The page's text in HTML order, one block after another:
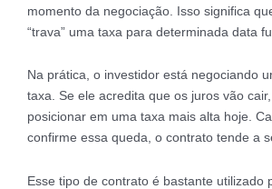
momento da negociação. Isso significa
“trava” uma taxa para determinada data
Na prática, o investidor está negociando
taxa. Se ele acredita que os juros vão
posicionar em uma taxa mais alta hoje.
confirme essa queda, o contrato tende a
Esse tipo de contrato é bastante utilizado